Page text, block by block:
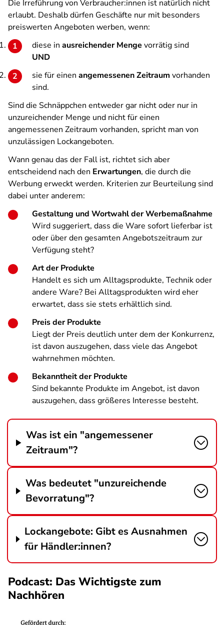
Die Irreführung von Verbraucher:innen ist natürlich nicht
erlaubt. Deshalb dürfen Geschäfte nur mit besonders
preiswerten Angeboten werben, wenn:
diese in ausreichender Menge vorrätig sind
UND
sie für einen angemessenen Zeitraum vorhanden
sind.
Sind die Schnäppchen entweder gar nicht oder nur in
unzureichender Menge und nicht für einen
angemessenen Zeitraum vorhanden, spricht man von
unzulässigen Lockangeboten.
Wann genau das der Fall ist, richtet sich aber
entscheidend nach den Erwartungen, die durch die
Werbung erweckt werden. Kriterien zur Beurteilung sind
dabei unter anderem:
Gestaltung und Wortwahl der Werbemaßnahme
Wird suggeriert, dass die Ware sofort lieferbar ist
oder über den gesamten Angebotszeitraum zur
Verfügung steht?
Art der Produkte
Handelt es sich um Alltagsprodukte, Technik oder
andere Ware? Bei Alltagsprodukten wird eher
erwartet, dass sie stets erhältlich sind.
Preis der Produkte
Liegt der Preis deutlich unter dem der Konkurrenz,
ist davon auszugehen, dass viele das Angebot
wahrnehmen möchten.
Bekanntheit der Produkte
Sind bekannte Produkte im Angebot, ist davon
auszugehen, dass größeres Interesse besteht.
Was ist ein "angemessener
Zeitraum"?
Was bedeutet "unzureichende
Bevorratung"?
Lockangebote: Gibt es Ausnahmen
für Händler:innen?
Podcast: Das Wichtigste zum
Nachhören